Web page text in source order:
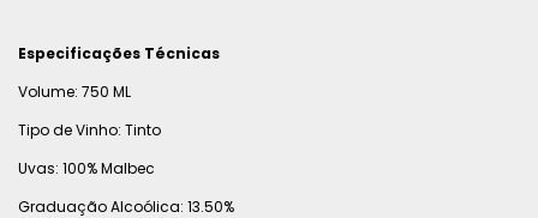
Especificações Técnicas
Volume: 750 ML
Tipo de Vinho: Tinto
Uvas: 100% Malbec
Graduação Alcoólica: 13.50%